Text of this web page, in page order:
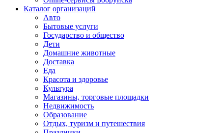
Каталог организаций
Авто
Бытовые услуги
Государство и общество
Дети
Домашние животные
Доставка
Еда
Красота и здоровье
Культура
Магазины, торговые площадки
Недвижимость
Образование
Отдых, туризм и путешествия